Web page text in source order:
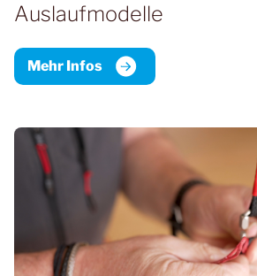
Auslaufmodelle
Mehr Infos